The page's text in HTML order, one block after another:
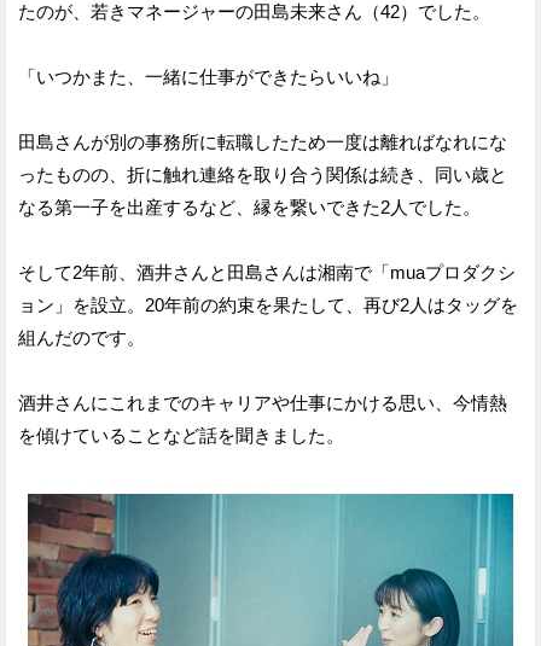
す す
たのが、若きマネージャーの田島未来さん（42）でした。
「いつかまた、一緒に仕事ができたらいいね」
田島さんが別の事務所に転職したため一度は離ればなれにな
ったものの、折に触れ連絡を取り合う関係は続き、同い歳と
なる第一子を出産するなど、縁を繋いできた2人でした。
そして2年前、酒井さんと田島さんは湘南で「muaプロダクシ
ョン」を設立。20年前の約束を果たして、再び2人はタッグを
組んだのです。
酒井さんにこれまでのキャリアや仕事にかける思い、今情熱
を傾けていることなど話を聞きました。